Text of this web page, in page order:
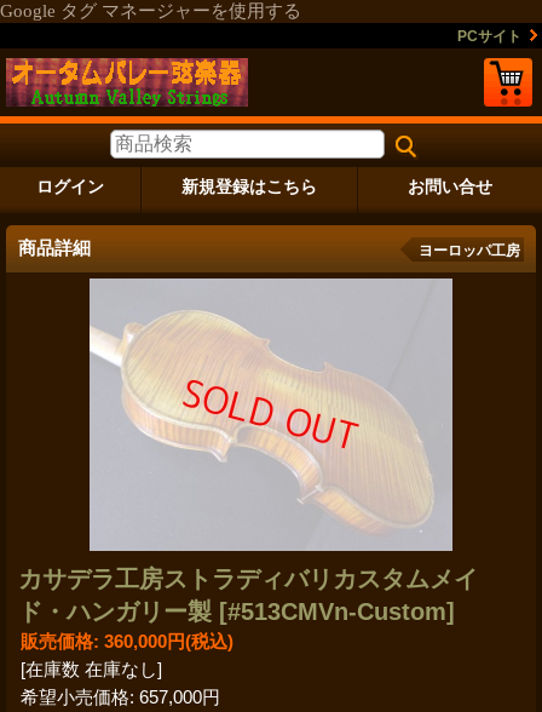
Google タグ マネージャーを使用する
PCサイト
ログイン 新規登録はこちら お問い合せ
商品詳細 ヨーロッパ工房
カサデラ工房ストラディバリカスタムメイ
ド・ハンガリー製 [#513CMVn-Custom]
販売価格: 360,000円(税込)
[在庫数 在庫なし]
希望小売価格: 657,000円